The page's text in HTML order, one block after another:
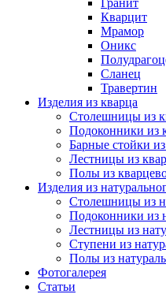
Гранит
Кварцит
Мрамор
Оникс
Сланец
Травертин
Изделия из кварца
Столешницы из
Подоконники из
Барные стойки из
Лестницы из
Полы из
Изделия из
Столешницы из
Подоконники из
Лестницы из
Ступени из
Полы из
Фотогалерея
Статьи